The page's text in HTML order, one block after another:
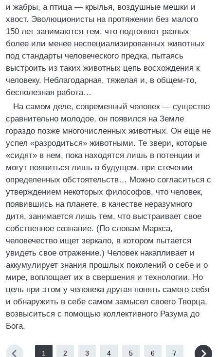
и жабры, а птица — крылья, воздушные мешки и
хвост. Эволюционисты на протяжении без малого
150 лет занимаются тем, что подгоняют разных
более или менее неспециализированных животных
под стандарты человеческого предка, пытаясь
выстроить из таких животных цепь восхождения к
человеку. Неблагодарная, тяжелая и, в общем-то,
бесполезная работа…
На самом деле, современный человек — существо
сравнительно молодое, он появился на Земле
гораздо позже многочисленных животных. Он еще не
успел «разродиться» животными. Те звери, которые
«сидят» в нем, пока находятся лишь в потенции и
могут появиться лишь в будущем, при стечении
определенных обстоятельств… Можно согласиться с
утверждением некоторых философов, что человек,
появившись на планете, в качестве неразумного
дитя, занимается лишь тем, что выстраивает свое
собственное сознание. (По словам Маркса,
человечество ищет зеркало, в котором пытается
увидеть свое отражение.) Человек накапливает и
аккумулирует знания прошлых поколений о себе и о
мире, воплощает их в свершения и технологии. Но
цель при этом у человека другая понять самого себя
и обнаружить в себе самом замысел своего Творца,
возвыситься с помощью коллективного Разума до
Бога.
1 2 3 4 5 6 7